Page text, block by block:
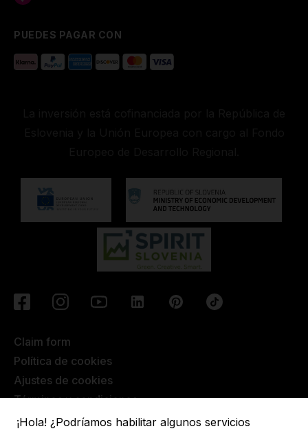
PUEDES PAGAR CON
Claim form
Política de cookies
Ajustes de cookies
Términos y condiciones
¡Hola! ¿Podríamos habilitar algunos servicios